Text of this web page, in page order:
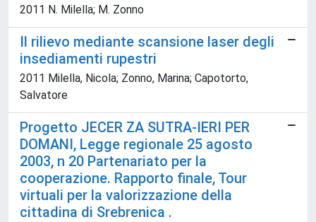
2011 N. Milella; M. Zonno
Il rilievo mediante scansione laser degli
insediamenti rupestri
2011 Milella, Nicola; Zonno, Marina; Capotorto,
Salvatore
Progetto JECER ZA SUTRA-IERI PER
DOMANI, Legge regionale 25 agosto
2003, n 20 Partenariato per la
cooperazione. Rapporto finale, Tour
virtuali per la valorizzazione della
cittadina di Srebrenica .